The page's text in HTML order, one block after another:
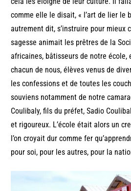
comme elle le disait, « l’art de lier le
autrement dit, s’instruire pour mieux
sagesse animait les prêtres de la
africaines, bâtisseurs de notre école,
chacun de nous, élèves venus de
les confessions et de toutes les
souviens notamment de notre
Coulibaly, fils du préfet, Sadio
et rigoureux. L’école était alors un
l’on croyait dur comme fer
pour soi, pour les autres, pour la